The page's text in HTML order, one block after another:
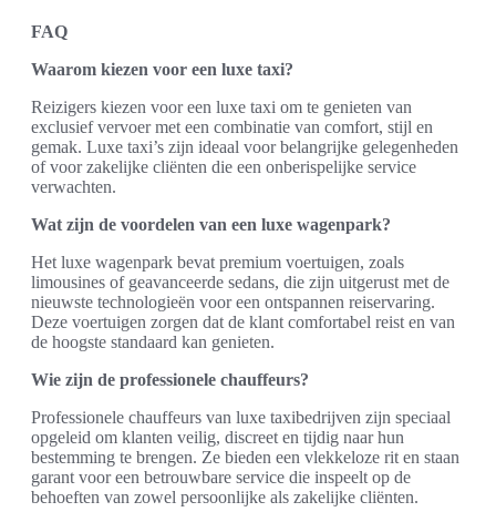
FAQ
Waarom kiezen voor een luxe taxi?
Reizigers kiezen voor een luxe taxi om te genieten van
exclusief vervoer met een combinatie van comfort, stijl en
gemak. Luxe taxi’s zijn ideaal voor belangrijke gelegenheden
of voor zakelijke cliënten die een onberispelijke service
verwachten.
Wat zijn de voordelen van een luxe wagenpark?
Het luxe wagenpark bevat premium voertuigen, zoals
limousines of geavanceerde sedans, die zijn uitgerust met de
nieuwste technologieën voor een ontspannen reiservaring.
Deze voertuigen zorgen dat de klant comfortabel reist en van
de hoogste standaard kan genieten.
Wie zijn de professionele chauffeurs?
Professionele chauffeurs van luxe taxibedrijven zijn speciaal
opgeleid om klanten veilig, discreet en tijdig naar hun
bestemming te brengen. Ze bieden een vlekkeloze rit en staan
garant voor een betrouwbare service die inspeelt op de
behoeften van zowel persoonlijke als zakelijke cliënten.